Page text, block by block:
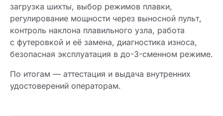
загрузка шихты, выбор режимов плавки,
регулирование мощности через выносной пульт,
контроль наклона плавильного узла, работа
с футеровкой и её замена, диагностика износа,
безопасная эксплуатация в до-3-сменном режиме.
По итогам — аттестация и выдача внутренних
удостоверений операторам.